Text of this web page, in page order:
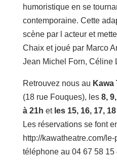
humoristique en se
contemporaine. Cette
scène par l acteur et
Chaix et joué par Marco
Jean Michel Forn, Céline
Retrouvez nous au Kawa
(18 rue Fouques), les 8,
à 21h et les 15, 16, 17,
Les réservations se font
http://kawatheatre.com/
téléphone au 04 67 58 15